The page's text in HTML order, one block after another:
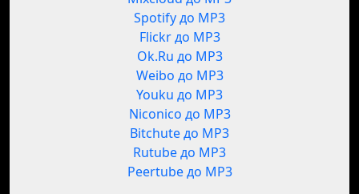
Spotify до MP3
Flickr до MP3
Ok.Ru до MP3
Weibo до MP3
Youku до MP3
Niconico до MP3
Bitchute до MP3
Rutube до MP3
Peertube до MP3